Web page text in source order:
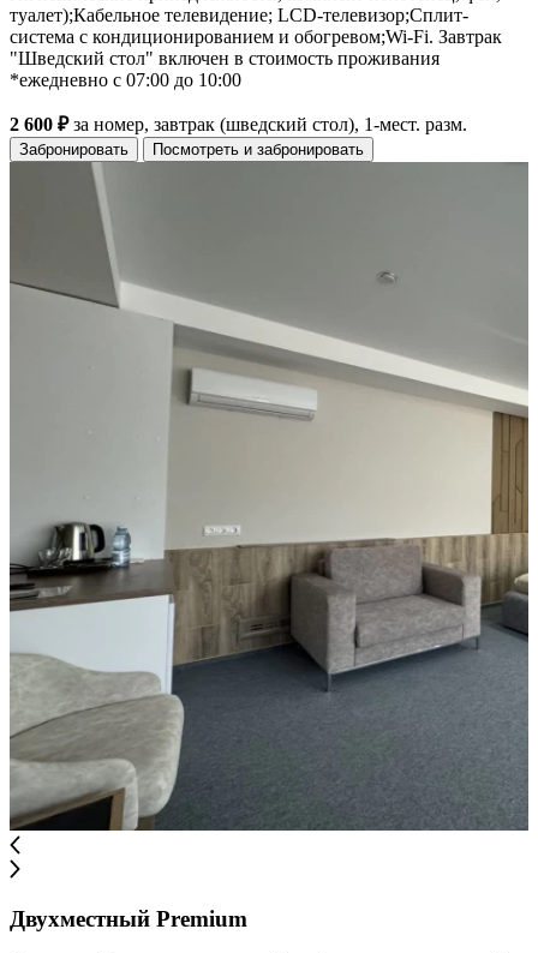
туалет);Кабельное телевидение; LCD-телевизор;Сплит-
система с кондиционированием и обогревом;Wi-Fi. Завтрак
"Шведский стол" включен в стоимость проживания
*ежедневно с 07:00 до 10:00
2 600 ₽за номер, завтрак (шведский стол), 1-мест. разм.
Забронировать Посмотреть и забронировать
Двухместный Premium